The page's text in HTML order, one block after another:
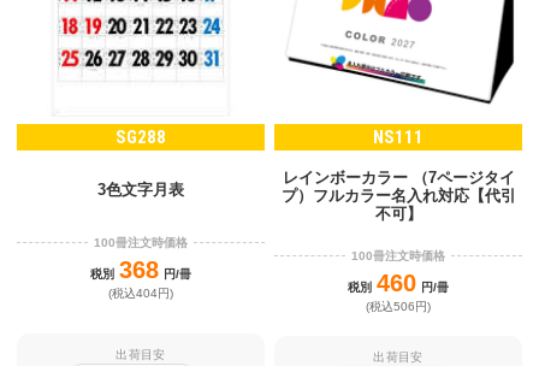
SG288
3色文字月表
100冊注文時価格
税別 368 円/冊
(税込404円)
出荷目安
NS111
レインボーカラー （7ページタイ
プ）フルカラー名入れ対応【代引
不可】
100冊注文時価格
税別 460 円/冊
(税込506円)
出荷目安